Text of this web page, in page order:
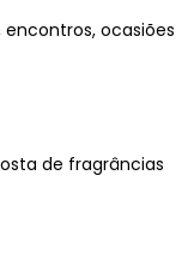
encontros, ocasiões
de fragrâncias